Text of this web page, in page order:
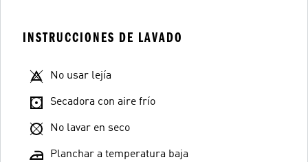
INSTRUCCIONES DE LAVADO
No usar lejía
Secadora con aire frío
No lavar en seco
Planchar a temperatura baja